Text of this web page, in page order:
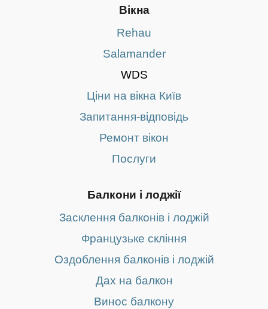
Вікна
Rehau
Salamander
WDS
Ціни на вікна Київ
Запитання-відповідь
Ремонт вікон
Послуги
Балкони і лоджії
Засклення балконів і лоджій
Французьке скління
Оздоблення балконів і лоджій
Дах на балкон
Винос балкону